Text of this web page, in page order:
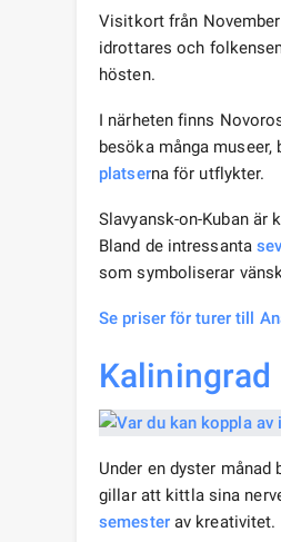
Visitkort från
idrottares och
hösten.
I närheten finns
besöka många
platserna för utflykter.
Slavyansk-on-Kuban är
Bland de intressanta
som symboliserar
Se priser för turer till
Kaliningrad
Under en dyster
gillar att kittla sina
semesterav kreativitet.